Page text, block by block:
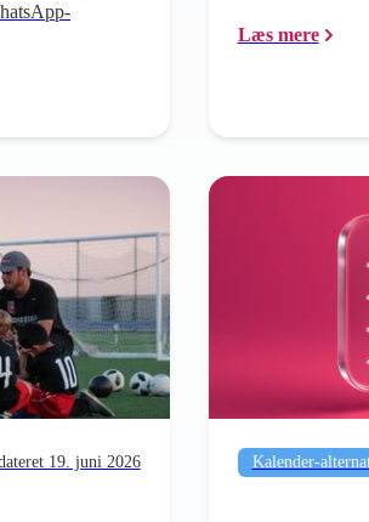
Læs mere
19. juni 2026 Kalender-